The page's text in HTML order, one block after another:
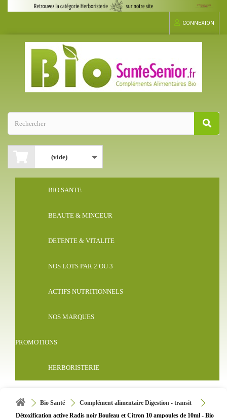
CONNEXION
(vide)
BIO SANTE
BEAUTE & MINCEUR
DETENTE & VITALITE
NOS LOTS PAR 2 OU 3
ACTIFS NUTRITIONNELS
NOS MARQUES
PROMOTIONS
HERBORISTERIE
Bio Santé
Complément alimentaire Digestion - transit
Détoxification active Radis noir Bouleau et Citron 10 ampoules de 10ml - Bio